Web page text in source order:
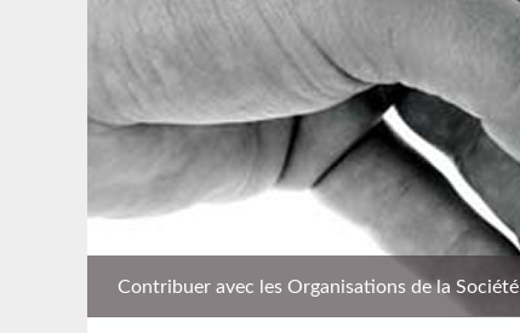
Contribuer avec les Organisations de la